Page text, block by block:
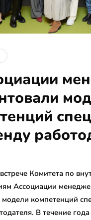
Комитета по
Ассоциации
модели компетенций
В течение